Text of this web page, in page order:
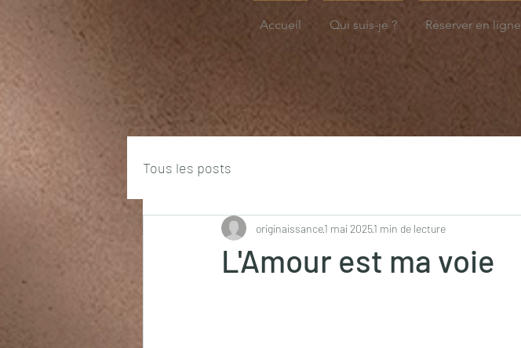
Accueil Qui suis-je ? Réserver en ligne
Tous les posts
L'Amour est ma voie
originaissance1 mai 20251 min de lecture